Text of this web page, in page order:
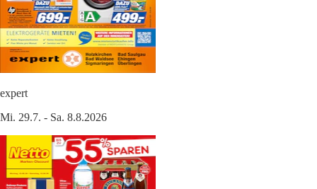
expert
Mi. 29.7. - Sa. 8.8.2026